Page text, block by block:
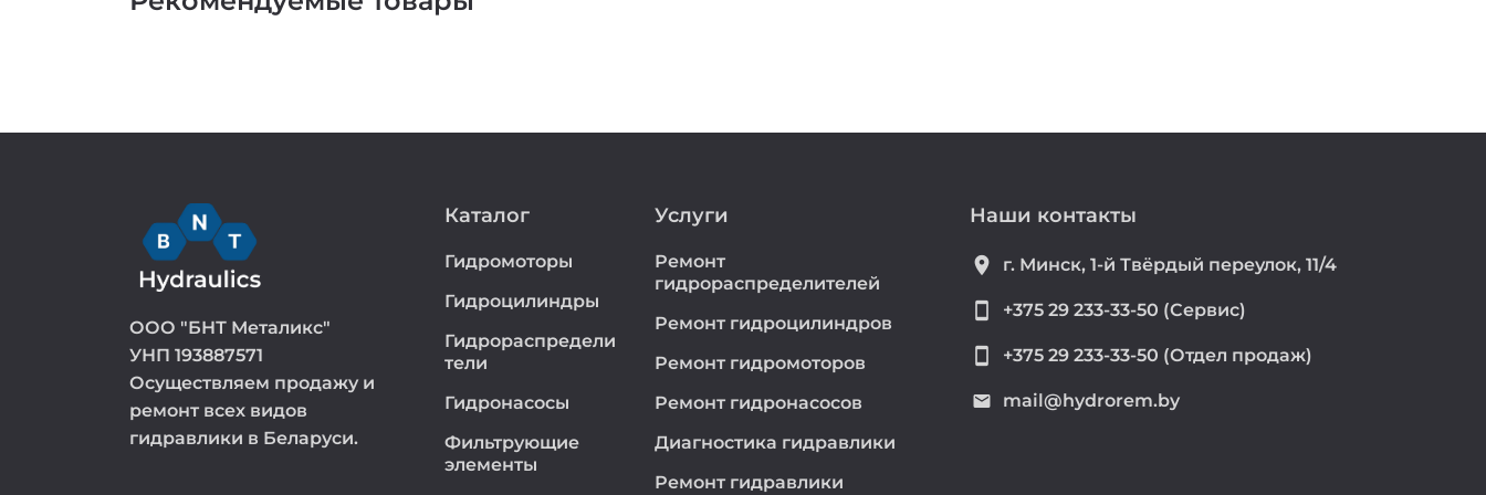
ООО "БНТ Металикс"
УНП 193887571
Осуществляем продажу и
ремонт всех видов
гидравлики в Беларуси.
Каталог
Гидромоторы
Гидроцилиндры
Гидрораспредели
тели
Гидронасосы
Фильтрующие
элементы
Услуги
Ремонт
гидрораспределителей
Ремонт гидроцилиндров
Ремонт гидромоторов
Ремонт гидронасосов
Диагностика гидравлики
Ремонт гидравлики
Наши контакты
location_on г. Минск, 1-й Твёрдый переулок, 11/4
smartphone +375 29 233-33-50 (Сервис)
smartphone +375 29 233-33-50 (Отдел продаж)
email mail@hydrorem.by